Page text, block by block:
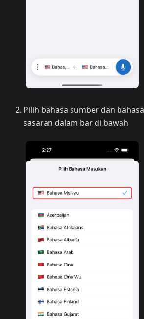
Pilih bahasa sumber dan bahasa
sasaran dalam bar di bawah